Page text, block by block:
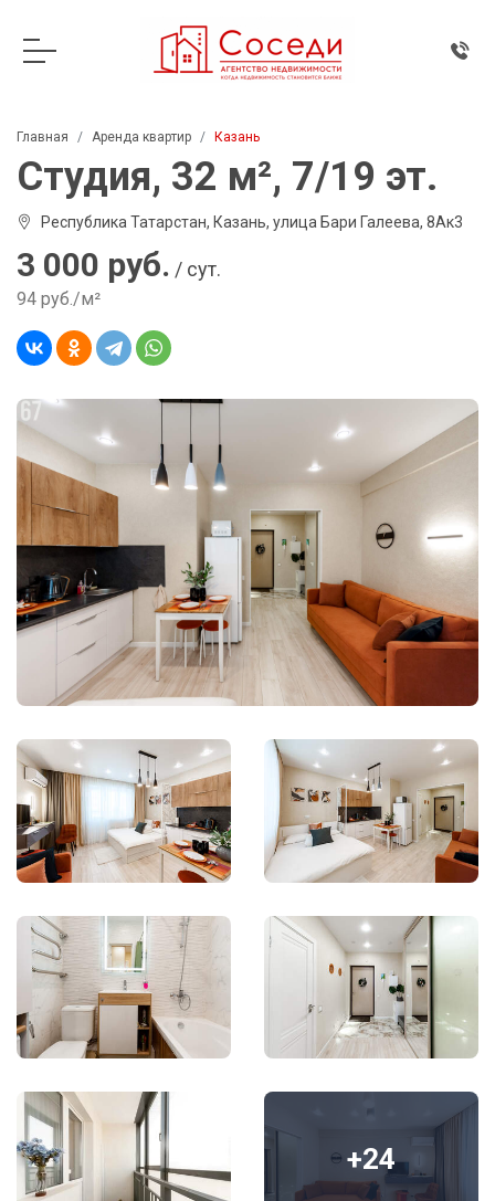
Главная Аренда квартир Казань
Студия, 32 м², 7/19 эт.
Республика Татарстан, Казань, улица Бари Галеева, 8Ак3
3 000 руб. / сут.
94 руб./м²
+24